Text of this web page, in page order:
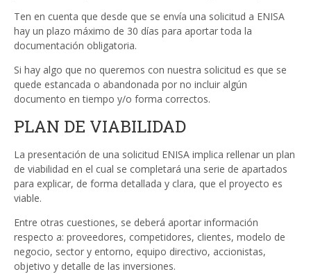
Ten en cuenta que desde que se envía una solicitud a ENISA
hay un plazo máximo de 30 días para aportar toda la
documentación obligatoria.
Si hay algo que no queremos con nuestra solicitud es que se
quede estancada o abandonada por no incluir algún
documento en tiempo y/o forma correctos.
PLAN DE VIABILIDAD
La presentación de una solicitud ENISA implica rellenar un plan
de viabilidad en el cual se completará una serie de apartados
para explicar, de forma detallada y clara, que el proyecto es
viable.
Entre otras cuestiones, se deberá aportar información
respecto a: proveedores, competidores, clientes, modelo de
negocio, sector y entorno, equipo directivo, accionistas,
objetivo y detalle de las inversiones.